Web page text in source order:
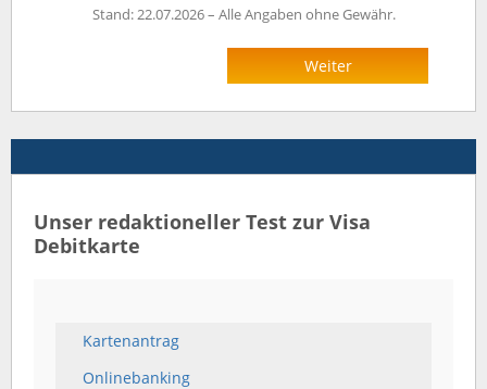
Stand: 22.07.2026 – Alle Angaben ohne Gewähr.
Weiter
Unser redaktioneller Test zur Visa
Debitkarte
Kartenantrag
Onlinebanking